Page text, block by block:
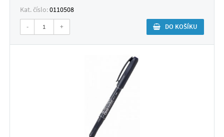
Kat. číslo:0110508
- + DO KOŠÍKU